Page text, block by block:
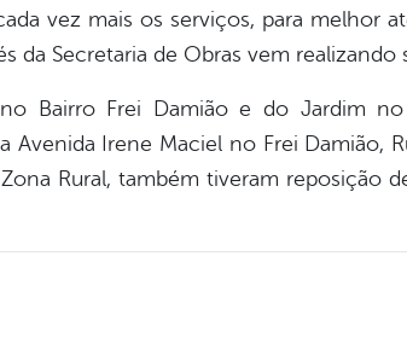
vez mais os serviços, para melhor
da Secretaria de Obras vem
Bairro Frei Damião e do Jardim
Avenida Irene Maciel no Frei Damião,
Rural, também tiveram reposição